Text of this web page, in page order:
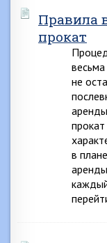
Правила
прокат
не
в